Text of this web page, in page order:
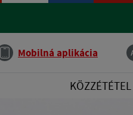
Mobilná aplikácia
KÖZZÉTÉTEL